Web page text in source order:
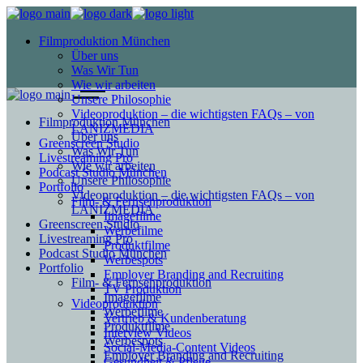
Filmproduktion München
Über uns
Was Wir Tun
Wie wir arbeiten
Unsere Philosophie
Videoproduktion – die wichtigsten FAQs – von
LANIZMEDIA
Greenscreen Studio
Livestreaming Pro
Podcast Studio München
Portfolio
Film- & Fernsehproduktion
Imagefilme
Werbefilme
Produktfilme
Werbespots
Employer Branding and Recruiting
TV Produktion
Videoproduktion
Vertrieb & Kundenberatung
Interview Videos
Social-Media-Content Videos
Filmproduktion München
Über uns
Was Wir Tun
Wie wir arbeiten
Unsere Philosophie
Videoproduktion – die wichtigsten FAQs – von
LANIZMEDIA
Greenscreen Studio
Livestreaming Pro
Podcast Studio München
Portfolio
Film- & Fernsehproduktion
Imagefilme
Werbefilme
Produktfilme
Werbespots
Employer Branding and Recruiting